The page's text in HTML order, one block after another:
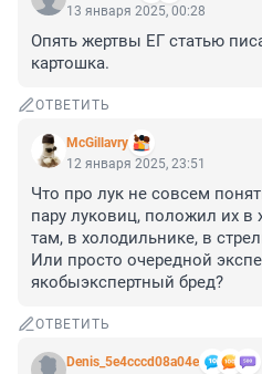
13 января 2025, 00:28
Опять жертвы ЕГ статью
картошка.
ОТВЕТИТЬ
McGillavry
12 января 2025, 23:51
Что про лук не совсем
пару луковиц, положил их
там, в холодильнике, в
Или просто очередной
якобыэкспертный бред?
ОТВЕТИТЬ
Denis_5e4cccd08a04e